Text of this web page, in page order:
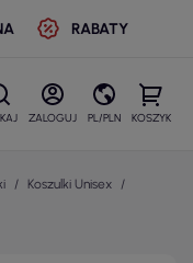
RABATY
ZALOGUJ PL/PLN KOSZYK
Koszulki Unisex